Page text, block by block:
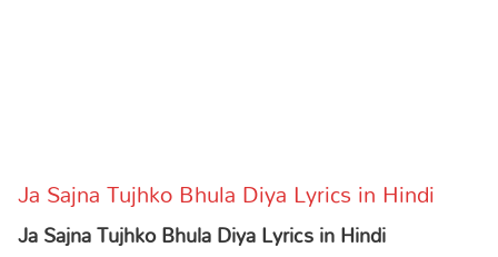
Articles
Ja Sajna Tujhko Bhula Diya Lyrics in Hindi
Ja Sajna Tujhko Bhula Diya Lyrics in Hindi